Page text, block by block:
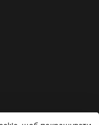
Трэвел Текнолоджиз». Усі